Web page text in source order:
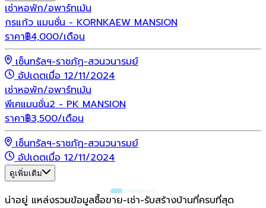
เช่าหอพัก/อพาร์ทเม้น
กรแก้ว แมนชั่น - KORNKAEW MANSION
ราคา฿4,000/เดือน
เซ็นทรัลฯ-ราชภัฏ-สวนวนารมย์
อัปเดตเมื่อ 12/11/2024
เช่าหอพัก/อพาร์ทเม้น
พีเคแมนชั่น2 - PK MANSION
ราคา฿3,500/เดือน
เซ็นทรัลฯ-ราชภัฏ-สวนวนารมย์
อัปเดตเมื่อ 12/11/2024
ดูเพิ่มเติม
น่าอยู่ แหล่งรวมข้อมูลซื้อขาย-เช่า-รับสร้างบ้านที่ครบที่สุด